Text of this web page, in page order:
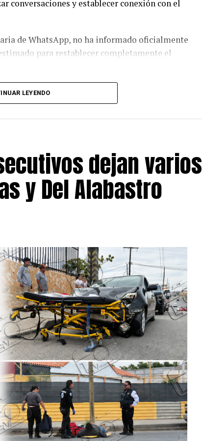
conversaciones y establecer conexión con el
de WhatsApp, no ha informado oficialmente
para restablecer completamente el
antes de intentar reinstalar la aplicación,
en los servidores y no en los dispositivos
persista únicamente en un equipo, sugieren
LEYENDO
dejan varios
y Del Alabastro